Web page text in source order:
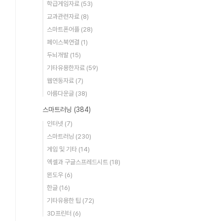
학급게임자료 (53)
교과관련자료 (8)
스마트폰어플 (28)
페이스북연결 (1)
두뇌개발 (15)
기타유용한자료 (59)
웹연동자료 (7)
아름다운글 (38)
스마트러닝 (384)
인터넷 (7)
스마트러닝 (230)
게임 및 기타 (14)
엑셀과 구글스프레드시트 (18)
윈도우 (6)
한글 (16)
기타유용한 팁 (72)
3D프린터 (6)